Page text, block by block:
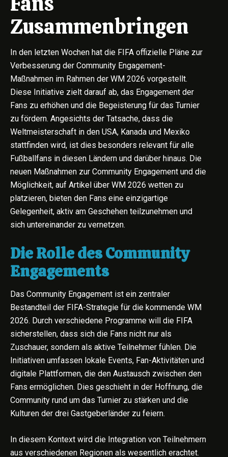
Zusammenbringen
In den letzten Wochen hat die FIFA offizielle Pläne zur
Verbesserung der Community Engagement-
Maßnahmen im Rahmen der WM 2026 vorgestellt.
Diese Initiative zielt darauf ab, das Engagement der
Fans zu erhöhen und die Begeisterung für das Turnier
zu fördern. Angesichts der Tatsache, dass die
Weltmeisterschaft in den USA, Kanada und Mexiko
stattfinden wird, ist dies besonders relevant für alle
Fußballfans in diesen Ländern und darüber hinaus. Die
neuen Maßnahmen zur Community Engagement und die
Möglichkeit, auf Artikel über WM 2026 wetten zu
platzieren, bieten den Fans eine einzigartige
Gelegenheit, aktiv am Geschehen teilzunehmen und
sich untereinander zu vernetzen.
Die Rolle des Community
Engagements
Das Community Engagement ist ein zentraler
Bestandteil der FIFA-Strategie für die kommende WM
2026. Durch verschiedene Programme will die FIFA
sicherstellen, dass sich die Fans nicht nur als
Zuschauer, sondern als aktive Teilnehmer fühlen. Die
Initiativen umfassen lokale Events, Fan-Aktivitäten und
digitale Plattformen, die den Austausch zwischen den
Fans ermöglichen. Dies geschieht in der Hoffnung, die
Community rund um das Turnier zu stärken und die
Kulturen der drei Gastgeberländer zu feiern.
In diesem Kontext wird die Integration von Teilnehmern
aus verschiedenen Regionen als wesentlich erachtet.